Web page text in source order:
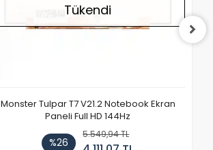
Tükendi
Monster Tulpar T7 V21.2 Notebook Ekran
Paneli Full HD 144Hz
%26
5.549,94 TL